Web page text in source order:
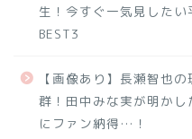
生！今すぐ一気見した
BEST3
【画像あり】長瀬智也
群！田中みな実が明かし
にファン納得…！